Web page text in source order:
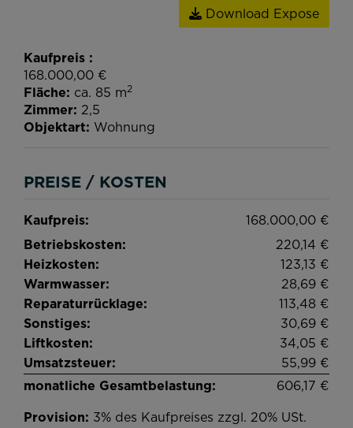
Download Expose
Kaufpreis
168.000,00 €
Fläche ca. 85 m2
Zimmer 2,5
Objektart Wohnung
PREISE / KOSTEN
Kaufpreis:
168.000,00 €
Betriebskosten:
220,14 €
Heizkosten:
123,13 €
Warmwasser:
28,69 €
Reparaturrücklage:
113,48 €
Sonstiges:
30,69 €
Liftkosten:
34,05 €
Umsatzsteuer:
55,99 €
monatliche Gesamtbelastung:
606,17 €
Provision: 3% des Kaufpreises zzgl. 20% USt.